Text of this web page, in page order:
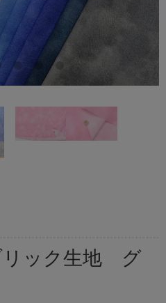
リック生地 グ